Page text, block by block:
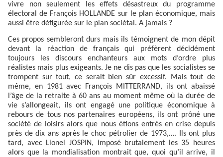
vivre non seulement les effets désastreux du programme
électoral de François HOLLANDE sur le plan économique, mais
aussi être défigurée sur le plan sociétal. A jamais ?
Ces propos sembleront durs mais ils témoignent de mon dépit
devant la réaction de français qui préfèrent décidément
toujours les discours enchanteurs aux mots d’ordre plus
réalistes mais plus exigeants. Je ne dis pas que les socialistes se
trompent sur tout, ce serait bien sûr excessif. Mais tout de
même, en 1981 avec François MITTERRAND, ils ont abaissé
l’âge de la retraite à 60 ans au moment même où la durée de
vie s’allongeait, ils ont engagé une politique économique à
rebours de tous nos partenaires européens, ils ont prôné une
société de loisirs alors que nous étions entrés en crise depuis
près de dix ans après le choc pétrolier de 1973,…. Ils ont plus
tard, avec Lionel JOSPIN, imposé brutalement les 35 heures
alors que la mondialisation montrait que, quoi qu’il arrive, il